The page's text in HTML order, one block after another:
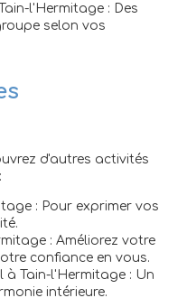
l'Hermitage : Des
selon vos
d'autres activités
: Pour exprimer vos
: Améliorez votre
confiance en vous.
à Tain-l'Hermitage : Un
intérieure.